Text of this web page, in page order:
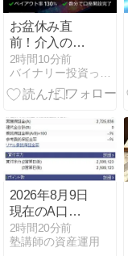
お盆休み直
前！介入の暴
落相場で3万
2,000円稼いだ
サラリーマン
実践記
2時間10分前
バイナリー投資って勝てるのか？
2026年8月9日
現在のA口座
の株式保有状
況
2時間20分前
塾講師の資産運用